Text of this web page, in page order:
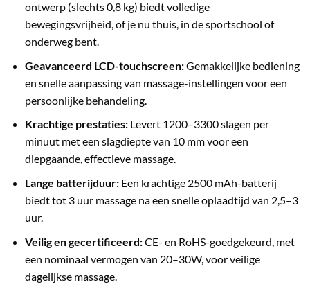
ontwerp (slechts 0,8 kg) biedt volledige
bewegingsvrijheid, of je nu thuis, in de sportschool of
onderweg bent.
Geavanceerd LCD-touchscreen:Gemakkelijke bediening
en snelle aanpassing van massage-instellingen voor een
persoonlijke behandeling.
Krachtige prestaties:Levert 1200–3300 slagen per
minuut met een slagdiepte van 10 mm voor een
diepgaande, effectieve massage.
Lange batterijduur:Een krachtige 2500 mAh-batterij
biedt tot 3 uur massage na een snelle oplaadtijd van 2,5–3
uur.
Veilig en gecertificeerd:CE- en RoHS-goedgekeurd, met
een nominaal vermogen van 20–30W, voor veilige
dagelijkse massage.